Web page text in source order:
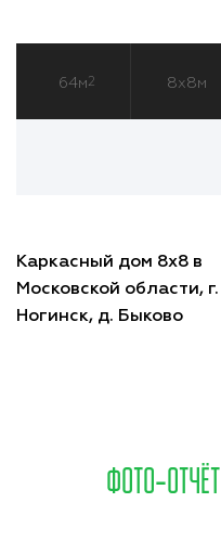
64м2 8х8м
Каркасный дом 8х8 в
Московской области, г.
Ногинск, д. Быково
ФОТО-ОТЧЁТ